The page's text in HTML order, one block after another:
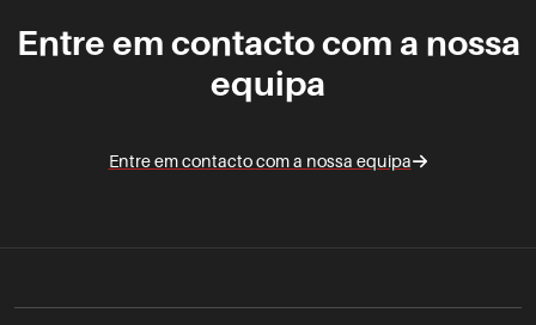
Entre em contacto com a nossa
equipa
Entre em contacto com a nossa equipa